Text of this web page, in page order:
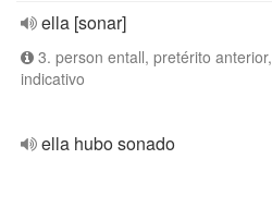
ella [sonar]
3. person entall, pretérito anterior,
indicativo
ella hubo sonado